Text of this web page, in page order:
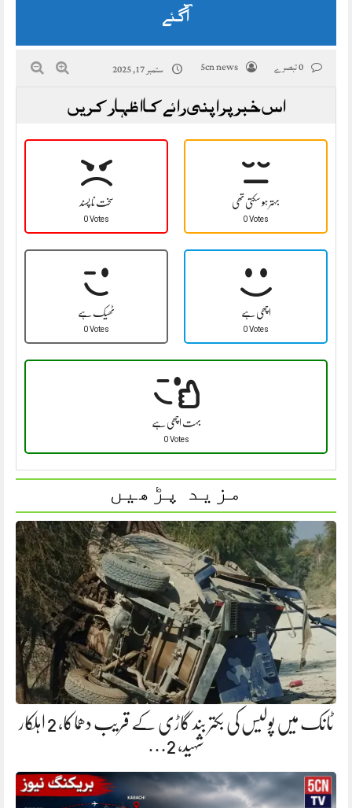
آگئے
5cn news ستمبر 17, 2025
اس خبر پر اپنی رائے کا اظہار کریں
سخت نا پسند
0 Votes
بہتر ہو سکتی تھی
0 Votes
ٹھیک ہے
0 Votes
اچھی ہے
0 Votes
بہت اچھی ہے
0 Votes
مزید پڑھیں
ٹانک میں پولیس کی بکتر بند گاڑی کے قریب دھماکا، 2 اہلکار
شہید، 2…